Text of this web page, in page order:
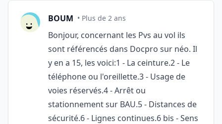
BOUM • Plus de 2 ans
Bonjour, concernant les Pvs au vol ils
sont référencés dans Docpro sur néo. Il
y en a 15, les voici:1 - La ceinture.2 - Le
téléphone ou l'oreillette.3 - Usage de
voies réservés.4 - Arrêt ou
stationnement sur BAU.5 - Distances de
sécurité.6 - Lignes continues.6 bis - Sens